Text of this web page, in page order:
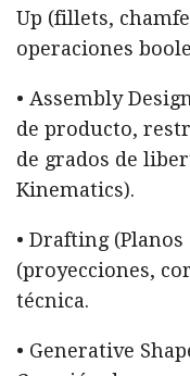
Up (fillets,
operaciones
• Assembly
de producto,
de grados de
Kinematics).
• Drafting
(proyecciones,
técnica.
• Generative